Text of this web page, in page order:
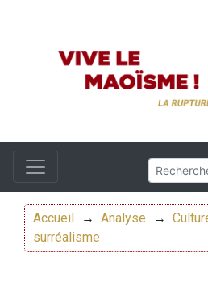
Accueil →Analyse →
surréalisme